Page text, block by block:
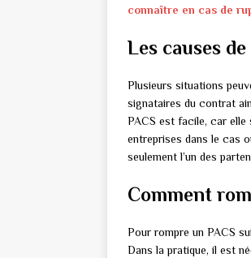
connaître en cas de
Les causes
Plusieurs situations
signataires du contrat
PACS est facile, car elle
entreprises dans le cas
seulement l’un des
Comment
Pour rompre un PACS
Dans la pratique, il est